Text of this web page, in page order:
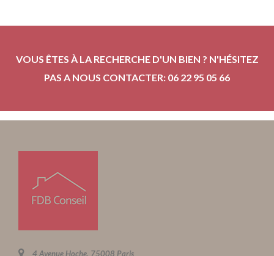
VOUS ÊTES À LA RECHERCHE D'UN BIEN ? N'HÉSITEZ
PAS A NOUS CONTACTER: 06 22 95 05 66
4 Avenue Hoche, 75008 Paris